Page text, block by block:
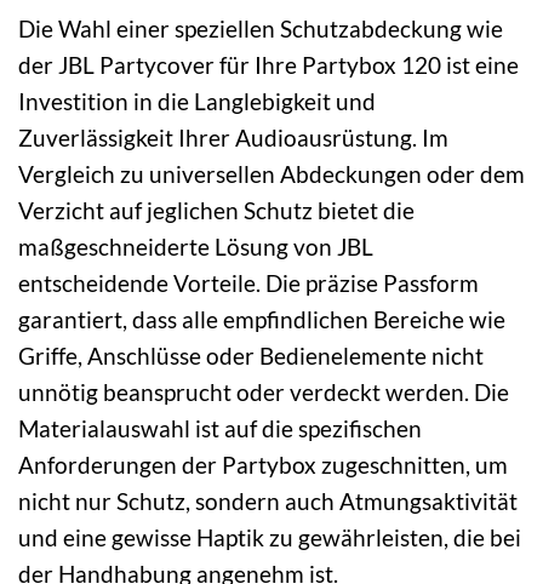
Die Wahl einer speziellen Schutzabdeckung wie
der JBL Partycover für Ihre Partybox 120 ist eine
Investition in die Langlebigkeit und
Zuverlässigkeit Ihrer Audioausrüstung. Im
Vergleich zu universellen Abdeckungen oder dem
Verzicht auf jeglichen Schutz bietet die
maßgeschneiderte Lösung von JBL
entscheidende Vorteile. Die präzise Passform
garantiert, dass alle empfindlichen Bereiche wie
Griffe, Anschlüsse oder Bedienelemente nicht
unnötig beansprucht oder verdeckt werden. Die
Materialauswahl ist auf die spezifischen
Anforderungen der Partybox zugeschnitten, um
nicht nur Schutz, sondern auch Atmungsaktivität
und eine gewisse Haptik zu gewährleisten, die bei
der Handhabung angenehm ist.